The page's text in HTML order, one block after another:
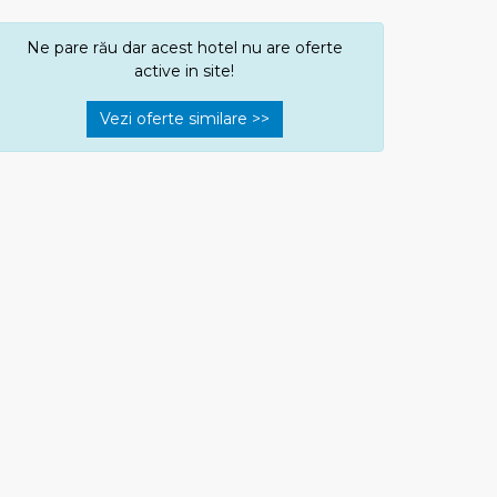
Ne pare rău dar acest hotel nu are oferte
active in site!
Vezi oferte similare >>